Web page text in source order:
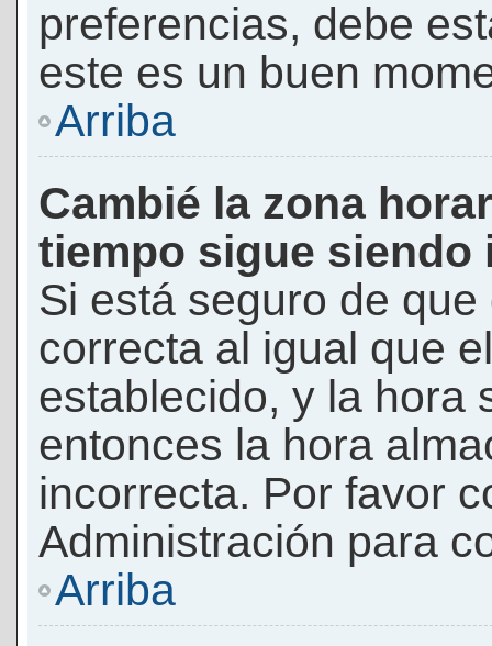
preferencias, debe
este es un buen
Arriba
Cambié la zona
tiempo sigue siendo
Si está seguro de
correcta al igual que
establecido, y la hora
entonces la hora
incorrecta. Por favor
Administración para
Arriba